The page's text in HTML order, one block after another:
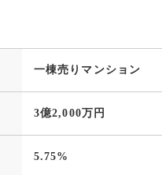
一棟売りマンション
3億2,000万円
5.75%